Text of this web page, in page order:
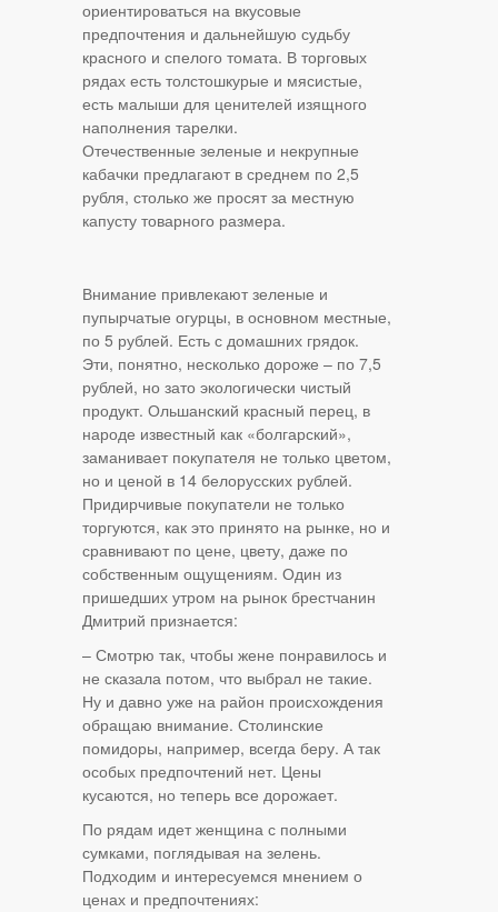
ориентироваться на вкусовые
предпочтения и дальнейшую судьбу
красного и спелого томата. В торговых
рядах есть толстошкурые и мясистые,
есть малыши для ценителей изящного
наполнения тарелки.
Отечественные зеленые и некрупные
кабачки предлагают в среднем по 2,5
рубля, столько же просят за местную
капусту товарного размера.
Внимание привлекают зеленые и
пупырчатые огурцы, в основном местные,
по 5 рублей. Есть с домашних грядок.
Эти, понятно, несколько дороже – по 7,5
рублей, но зато экологически чистый
продукт. Ольшанский красный перец, в
народе известный как «болгарский»,
заманивает покупателя не только цветом,
но и ценой в 14 белорусских рублей.
Придирчивые покупатели не только
торгуются, как это принято на рынке, но и
сравнивают по цене, цвету, даже по
собственным ощущениям. Один из
пришедших утром на рынок брестчанин
Дмитрий признается:
– Смотрю так, чтобы жене понравилось и
не сказала потом, что выбрал не такие.
Ну и давно уже на район происхождения
обращаю внимание. Столинские
помидоры, например, всегда беру. А так
особых предпочтений нет. Цены
кусаются, но теперь все дорожает.
По рядам идет женщина с полными
сумками, поглядывая на зелень.
Подходим и интересуемся мнением о
ценах и предпочтениях: